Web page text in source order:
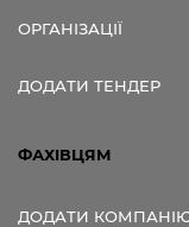
ОРГАНІЗАЦІЇ
ДОДАТИ ТЕНДЕР
ФАХІВЦЯМ
ДОДАТИ